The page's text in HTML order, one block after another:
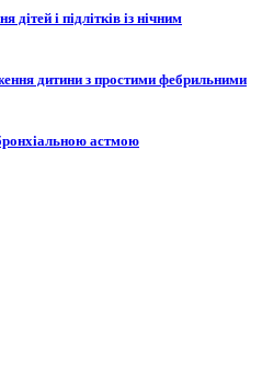
дітей і підлітків із нічним
дитини з простими фебрильними
астмою